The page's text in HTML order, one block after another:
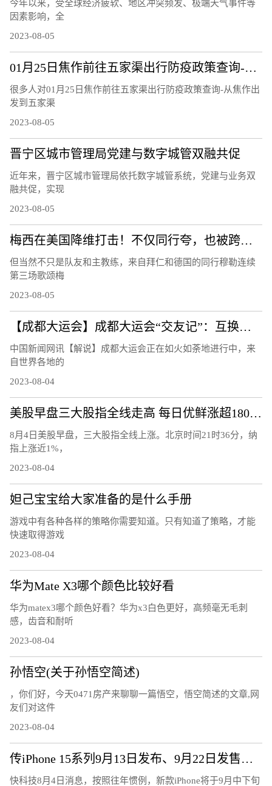
今年以来，受全球经济疲软、地区冲突频发、极端天气事件等
因素影响，全
2023-08-05
01月25日焦作前往五家渠出行防疫政策查询-从焦作出发到五家渠的防疫政策
很多人对01月25日焦作前往五家渠出行防疫政策查询-从焦作出
发到五家渠
2023-08-05
晋宁区城市管理局党建与数字城管双融共促
近年来，晋宁区城市管理局依托数字城管系统，党建与业务双
融共促，实现
2023-08-05
梅西在美国降维打击！不仅同行夸，也被跨界名人们歌颂！
但当然不只是队友和主教练，来自拜仁和德国的同行穆勒连续
第三场歌颂梅
2023-08-05
【成都大运会】成都大运会“交友记”：互换徽章成潮流
中国新闻网讯【解说】成都大运会正在如火如荼地进行中，来
自世界各地的
2023-08-04
美股早盘三大股指全线走高 每日优鲜涨超180%触发熔断
8月4日美股早盘，三大股指全线上涨。北京时间21时36分，纳
指上涨近1%，
2023-08-04
妲己宝宝给大家准备的是什么手册
游戏中有各种各样的策略你需要知道。只有知道了策略，才能
快速取得游戏
2023-08-04
华为Mate X3哪个颜色比较好看
华为matex3哪个颜色好看？华为x3白色更好，高频毫无毛刺
感，齿音和耐听
2023-08-04
孙悟空(关于孙悟空简述)
，你们好，今天0471房产来聊聊一篇悟空，悟空简述的文章,网
友们对这件
2023-08-04
传iPhone 15系列9月13日发布、9月22日发售：7大升级、或售5999元起
快科技8月4日消息，按照往年惯例，新款iPhone将于9月中下旬